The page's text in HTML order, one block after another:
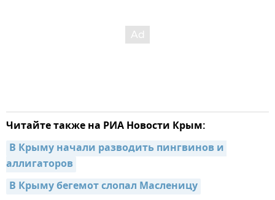
Читайте также на РИА Новости Крым:
В Крыму начали разводить пингвинов и
аллигаторов
В Крыму бегемот слопал Масленицу